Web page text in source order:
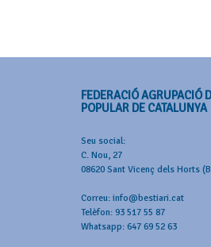
FEDERACIÓ AGRUPACIÓ
POPULAR DE CATALUNYA
Seu social:
C. Nou, 27
08620 Sant Vicenç dels Horts
Correu: info@bestiari.cat
Telèfon: 93 517 55 87
Whatsapp: 647 69 52 63